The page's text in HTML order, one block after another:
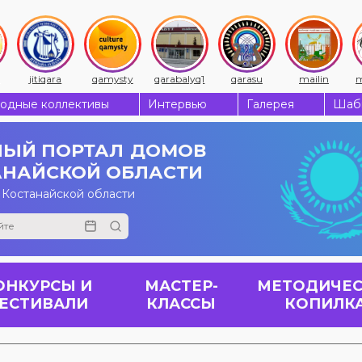
jitiqara qamysty qarabalyq1 qarasu mailin
коллективы Интервью Галерея
ПОРТАЛ ДОМОВ
ОБЛАСТИ
области
И
МАСТЕР-
КЛАССЫ